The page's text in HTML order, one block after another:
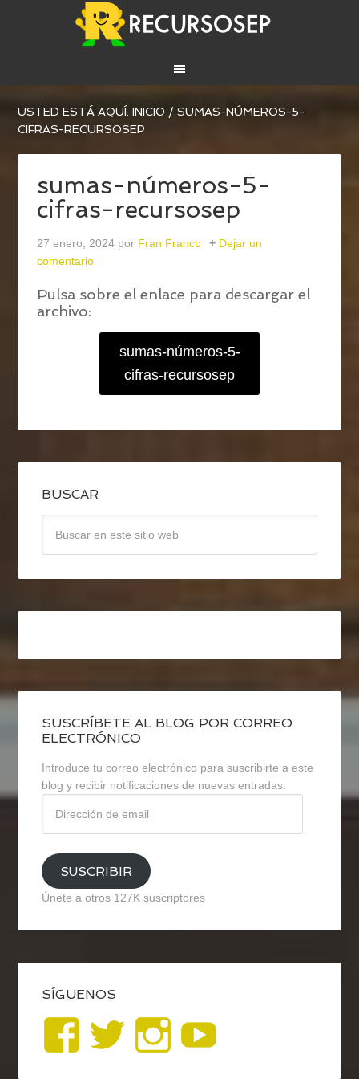
USTED ESTÁ AQUÍ:INICIO / SUMAS-NÚMEROS-5-
CIFRAS-RECURSOSEP
sumas-números-5-
cifras-recursosep
27 enero, 2024 por Fran Franco
Dejar un
comentario
Pulsa sobre el enlace para descargar el
archivo:
sumas-números-5-
cifras-recursosep
BUSCAR
SUSCRÍBETE AL BLOG POR CORREO
ELECTRÓNICO
Introduce tu correo electrónico para suscribirte a este
blog y recibir notificaciones de nuevas entradas.
email
SUSCRIBIR
Únete a otros 127K suscriptores
SÍGUENOS
VerVerVer